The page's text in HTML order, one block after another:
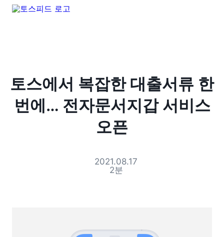
토스에서 복잡한 대출서류 한
번에… 전자문서지갑 서비스
오픈
2021.08.17
2분